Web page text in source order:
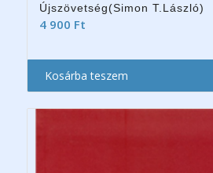
Újszövetség(Simon T.László)
4 900 Ft
Kosárba teszem